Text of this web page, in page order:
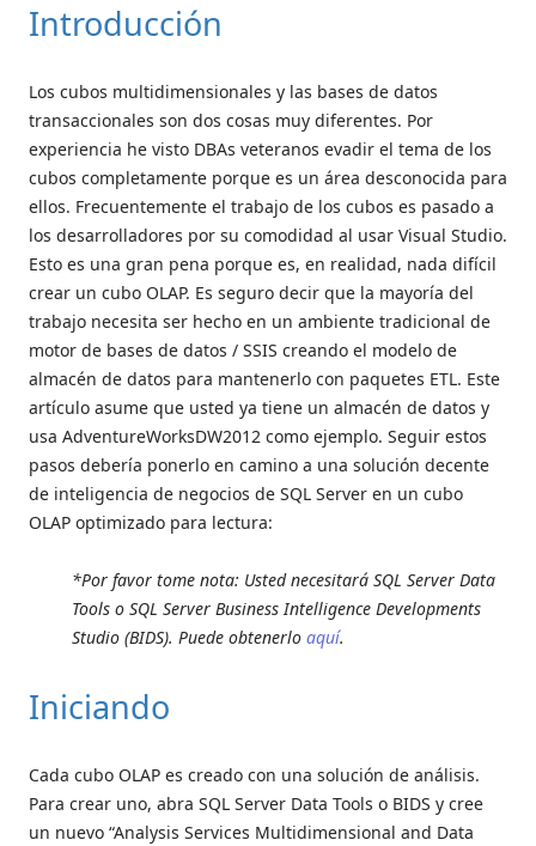
Introducción
Los cubos multidimensionales y las bases de datos
transaccionales son dos cosas muy diferentes. Por
experiencia he visto DBAs veteranos evadir el tema de los
cubos completamente porque es un área desconocida para
ellos. Frecuentemente el trabajo de los cubos es pasado a
los desarrolladores por su comodidad al usar Visual Studio.
Esto es una gran pena porque es, en realidad, nada difícil
crear un cubo OLAP. Es seguro decir que la mayoría del
trabajo necesita ser hecho en un ambiente tradicional de
motor de bases de datos / SSIS creando el modelo de
almacén de datos para mantenerlo con paquetes ETL. Este
artículo asume que usted ya tiene un almacén de datos y
usa AdventureWorksDW2012 como ejemplo. Seguir estos
pasos debería ponerlo en camino a una solución decente
de inteligencia de negocios de SQL Server en un cubo
OLAP optimizado para lectura:
*Por favor tome nota: Usted necesitará SQL Server Data
Tools o SQL Server Business Intelligence Developments
Studio (BIDS). Puede obtenerlo aquí.
Iniciando
Cada cubo OLAP es creado con una solución de análisis.
Para crear uno, abra SQL Server Data Tools o BIDS y cree
un nuevo “Analysis Services Multidimensional and Data